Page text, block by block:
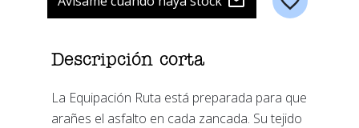
Descripción corta
La Equipación Ruta está preparada para que
arañes el asfalto en cada zancada. Su tejido